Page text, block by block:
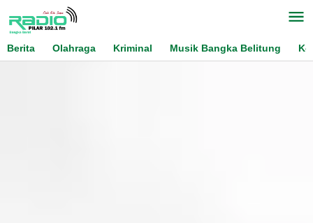
content
Berita
Olahraga Kriminal Musik Bangka Belitung